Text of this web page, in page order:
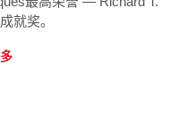
就奖。